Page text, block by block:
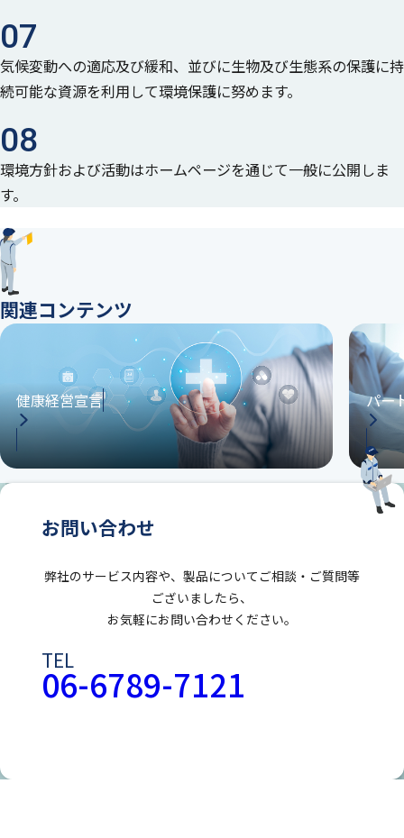
07
気候変動への適応及び緩和、並びに生物及び生態系の保護に持
続可能な資源を利用して環境保護に努めます。
08
環境方針および活動はホームページを通じて一般に公開しま
す。
関連コンテンツ
健康経営宣言 パー
お問い合わせ
弊社のサービス内容や、製品についてご相談・ご質問等
ございましたら、
お気軽にお問い合わせください。
TEL
06-6789-7121